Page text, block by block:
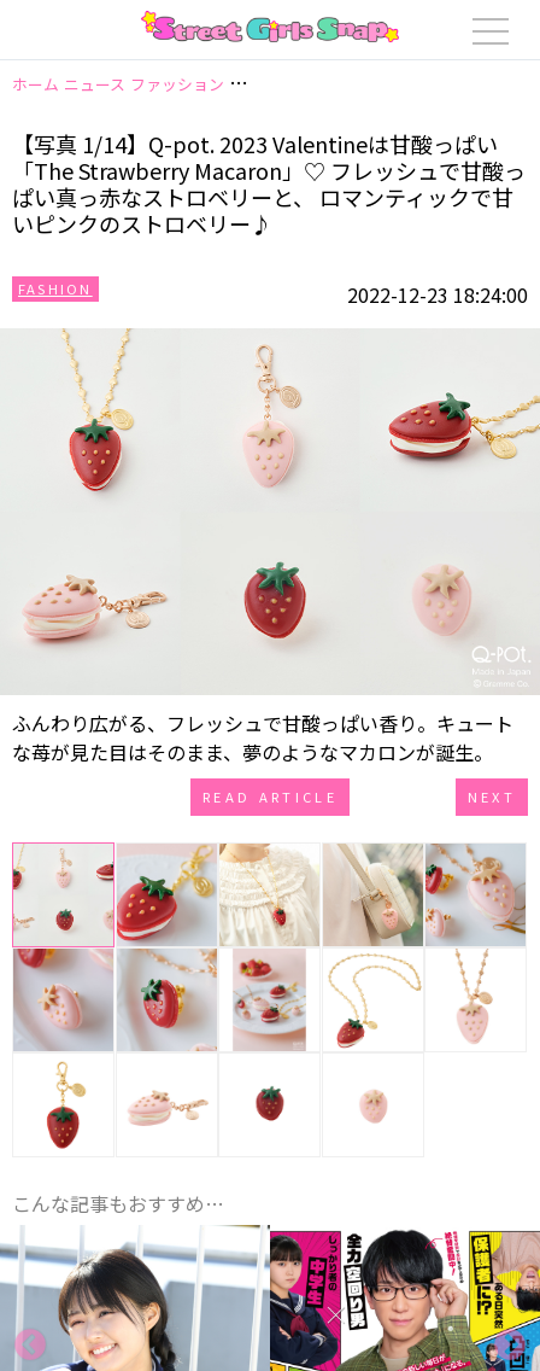
ホーム ニュース ファッション 【写真 1/14】Q-pot. 2023 Valentineは甘
【写真 1/14】Q-pot. 2023 Valentineは甘酸っぱい
「The Strawberry Macaron」♡ フレッシュで甘酸っ
ぱい真っ赤なストロベリーと、 ロマンティックで甘
いピンクのストロベリー♪
FASHION 2022-12-23 18:24:00
ふんわり広がる、フレッシュで甘酸っぱい香り。キュート
な苺が見た目はそのまま、夢のようなマカロンが誕生。
READ ARTICLE NEXT
こんな記事もおすすめ…